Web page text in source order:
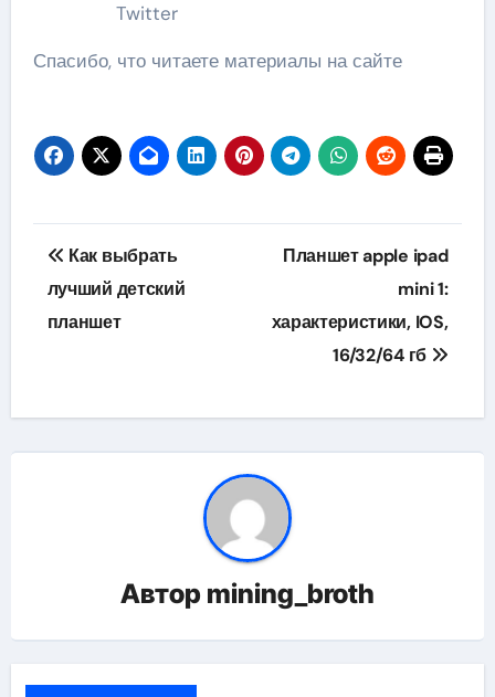
Twitter
Спасибо, что читаете материалы на сайте
Навигация
по
записям
Как выбрать
лучший детский
планшет
Планшет apple ipad
mini 1:
характеристики, IOS,
16/32/64 гб
Автор mining_broth